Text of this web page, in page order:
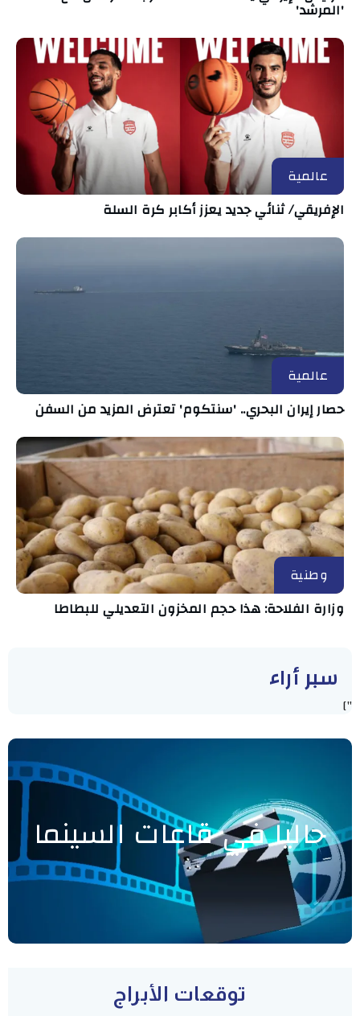
'المرشد'
عالمية
الإفريقي/ ثنائي جديد يعزز أكابر كرة السلة
عالمية
حصار إيران البحري.. 'سنتكوم' تعترض المزيد من السفن
وطنية
وزارة الفلاحة: هذا حجم المخزون التعديلي للبطاطا
سبر أراء
"]
حاليا في قاعات السينما
توقعات الأبراج